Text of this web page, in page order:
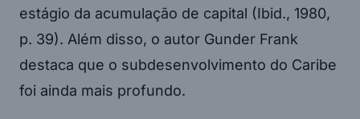
estágio da acumulação de capital (Ibid., 1980,
p. 39). Além disso, o autor Gunder Frank
destaca que o subdesenvolvimento do Caribe
foi ainda mais profundo.